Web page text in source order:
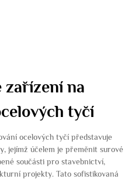
zařízení na
tyčí
ocelových tyčí představuje
jejímž účelem je přeměnit surové
součásti pro stavebnictví,
projekty. Tato sofistikovaná